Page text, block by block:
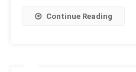
Continue Reading